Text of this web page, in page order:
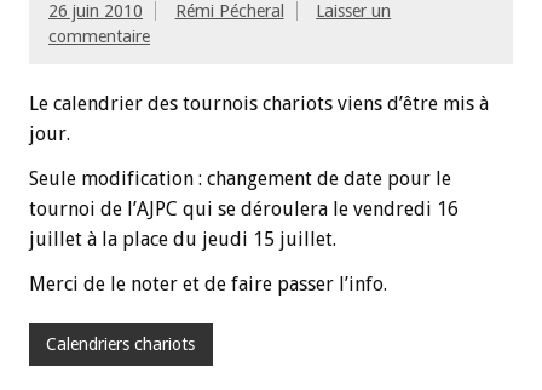
26 juin 2010 Rémi Pécheral
Laisser un
commentaire
Le calendrier des tournois chariots viens d’être mis à
jour.
Seule modification : changement de date pour le
tournoi de l’AJPC qui se déroulera le vendredi 16
juillet à la place du jeudi 15 juillet.
Merci de le noter et de faire passer l’info.
Calendriers chariots